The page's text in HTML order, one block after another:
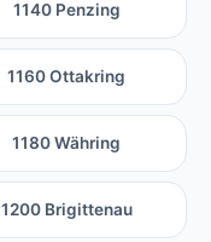
1140 Penzing
1160 Ottakring
1180 Währing
1200 Brigittenau